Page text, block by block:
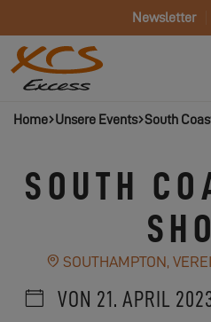
Newsletter
Home Unsere Events South
SOUTH
SOUTHAMPTON,
VON 21. APRIL